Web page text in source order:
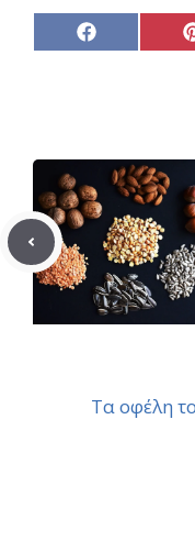
Share
on
Τα οφέλη